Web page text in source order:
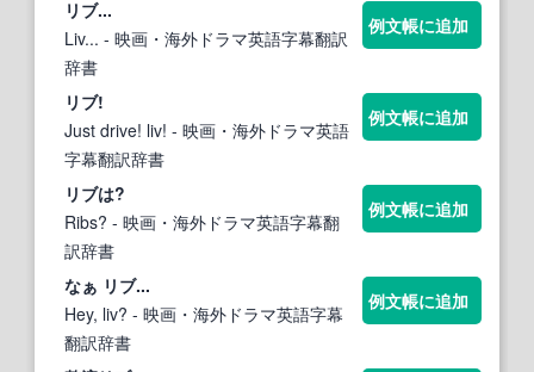
リブ...
Liv... - 映画・海外ドラマ英語字幕翻訳
辞書
例文帳に追加
リブ!
Just drive! liv! - 映画・海外ドラマ英語
字幕翻訳辞書
例文帳に追加
リブは?
Ribs? - 映画・海外ドラマ英語字幕翻
訳辞書
例文帳に追加
なぁ リブ...
Hey, liv? - 映画・海外ドラマ英語字幕
翻訳辞書
例文帳に追加